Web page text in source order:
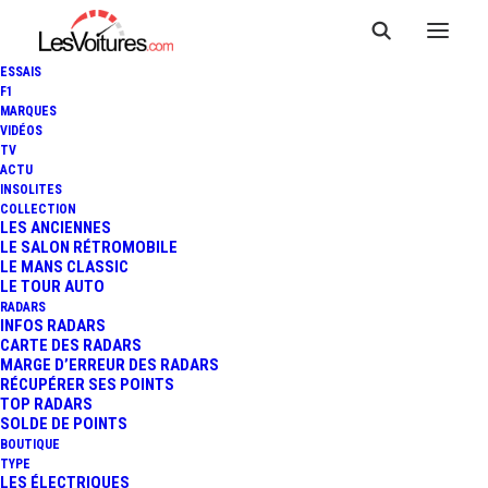
ESSAIS
F1
MARQUES
VIDÉOS
TV
ACTU
INSOLITES
COLLECTION
LES ANCIENNES
LE SALON RÉTROMOBILE
LE MANS CLASSIC
LE TOUR AUTO
RADARS
INFOS RADARS
CARTE DES RADARS
MARGE D’ERREUR DES RADARS
RÉCUPÉRER SES POINTS
TOP RADARS
SOLDE DE POINTS
BOUTIQUE
TYPE
LES ÉLECTRIQUES
31 mars 2020
ALFA ROMEO GIULIA GT